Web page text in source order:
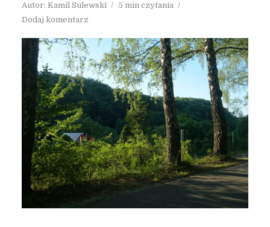
Autor: Kamil Sulewski
5 min czytania
Dodaj komentarz